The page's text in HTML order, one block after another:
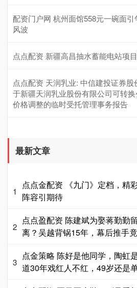
配资门户网 杭州面馆558元一碗面
风波
点点配资 新疆高昌抽水蓄能电站项
点点配资 天润乳业: 中信建投证券股
于新疆天润乳业股份有限公司可转
价格调整的临时受托管理事务报告
最新文章
1
点点金配资 《九门》定档，精
阵容引期待
2
点点盈配资 陈建斌为娶蒋勤勤
离？吴越背锅15年，幕后推手
3
点金策略 陈好是他同学，陶虹
道30年戏红人不红，49岁还是